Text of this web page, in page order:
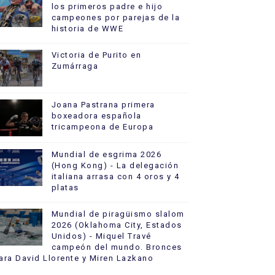
los primeros padre e hijo
campeones por parejas de la
historia de WWE
Victoria de Purito en
Zumárraga
Joana Pastrana primera
boxeadora española
tricampeona de Europa
Mundial de esgrima 2026
(Hong Kong) - La delegación
italiana arrasa con 4 oros y 4
platas
Mundial de piragüismo slalom
2026 (Oklahoma City, Estados
Unidos) - Miquel Travé
campeón del mundo. Bronces
David Llorente y Miren Lazkano